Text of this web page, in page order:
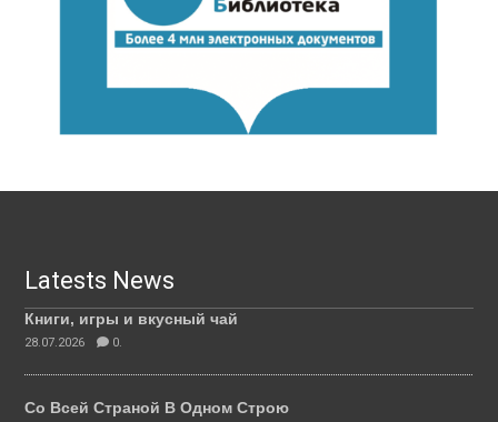
Latests News
Книги, игры и вкусный чай
28.07.2026 0.
Со Всей Страной В Одном Строю